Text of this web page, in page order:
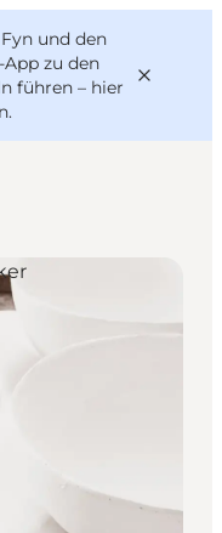
und den
zu den
führen – hier
.